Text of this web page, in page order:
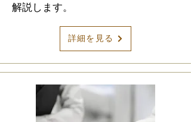
解説します。
詳細を見る